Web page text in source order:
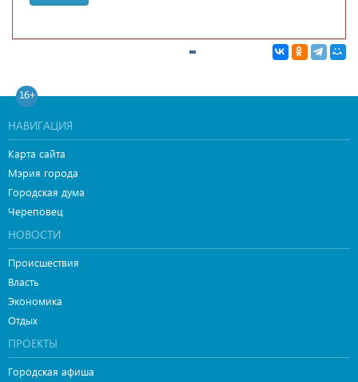
16+
НАВИГАЦИЯ
Карта сайта
Мэрия города
Городская дума
Череповец
НОВОСТИ
Происшествия
Власть
Экономика
Отдых
ПРОЕКТЫ
Городская афиша